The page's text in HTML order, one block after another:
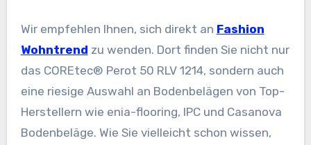
Wir empfehlen Ihnen, sich direkt an Fashion
Wohntrend zu wenden. Dort finden Sie nicht nur
das COREtec® Perot 50 RLV 1214, sondern auch
eine riesige Auswahl an Bodenbelägen von Top-
Herstellern wie enia-flooring, IPC und Casanova
Bodenbeläge. Wie Sie vielleicht schon wissen,